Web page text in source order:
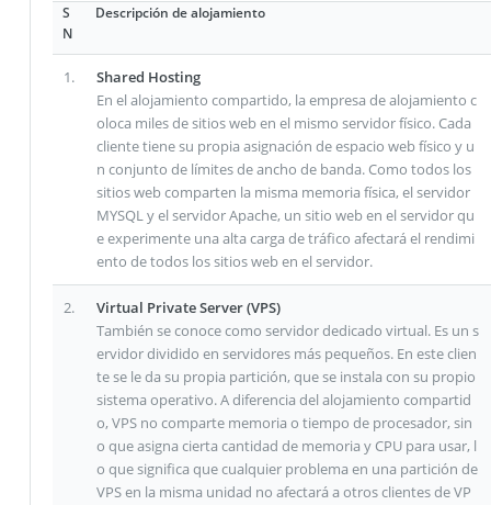
S
N
Descripción de alojamiento
1.
Shared Hosting
En el alojamiento compartido, la empresa de alojamiento c
oloca miles de sitios web en el mismo servidor físico. Cada
cliente tiene su propia asignación de espacio web físico y u
n conjunto de límites de ancho de banda. Como todos los
sitios web comparten la misma memoria física, el servidor
MYSQL y el servidor Apache, un sitio web en el servidor qu
e experimente una alta carga de tráfico afectará el rendimi
ento de todos los sitios web en el servidor.
2.
Virtual Private Server (VPS)
También se conoce como servidor dedicado virtual. Es un s
ervidor dividido en servidores más pequeños. En este clien
te se le da su propia partición, que se instala con su propio
sistema operativo. A diferencia del alojamiento compartid
o, VPS no comparte memoria o tiempo de procesador, sin
o que asigna cierta cantidad de memoria y CPU para usar, l
o que significa que cualquier problema en una partición de
VPS en la misma unidad no afectará a otros clientes de VP